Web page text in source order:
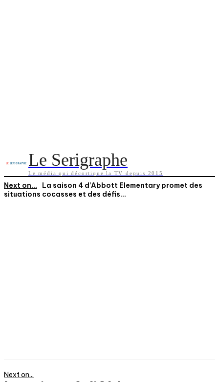
Le Serigraphe
Le média qui décortique la TV depuis 2015
Next on...
La saison 4 d’Abbott Elementary promet des
situations cocasses et des défis...
Next on...